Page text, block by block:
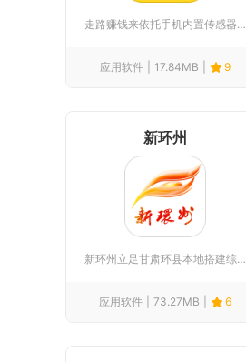
走路赚钱来依托手机内置传感器完成步数精准统计，把日常行走行为...
应用软件 17.84MB 9
新环州
新环州立足甘肃环县本地搭建综合便民信息平台，整合本地新闻、政...
应用软件 73.27MB 6